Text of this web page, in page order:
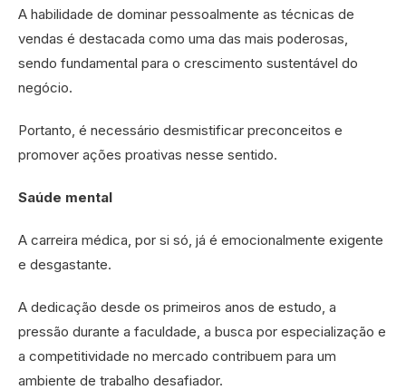
A habilidade de dominar pessoalmente as técnicas de
vendas é destacada como uma das mais poderosas,
sendo fundamental para o crescimento sustentável do
negócio.
Portanto, é necessário desmistificar preconceitos e
promover ações proativas nesse sentido.
Saúde mental
A carreira médica, por si só, já é emocionalmente exigente
e desgastante.
A dedicação desde os primeiros anos de estudo, a
pressão durante a faculdade, a busca por especialização e
a competitividade no mercado contribuem para um
ambiente de trabalho desafiador.